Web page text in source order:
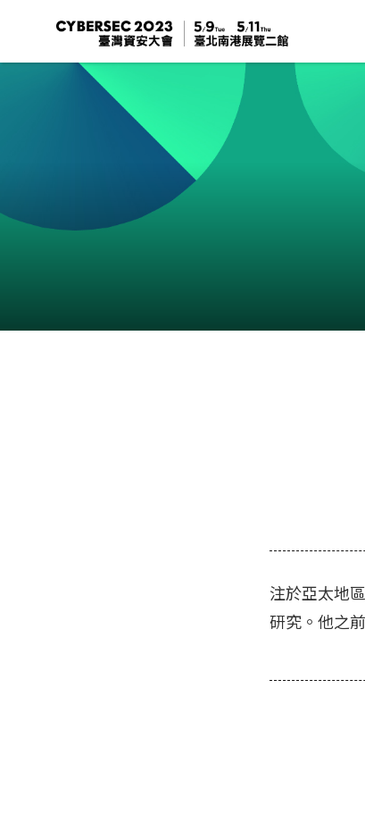
注於亞太地
研究。他之